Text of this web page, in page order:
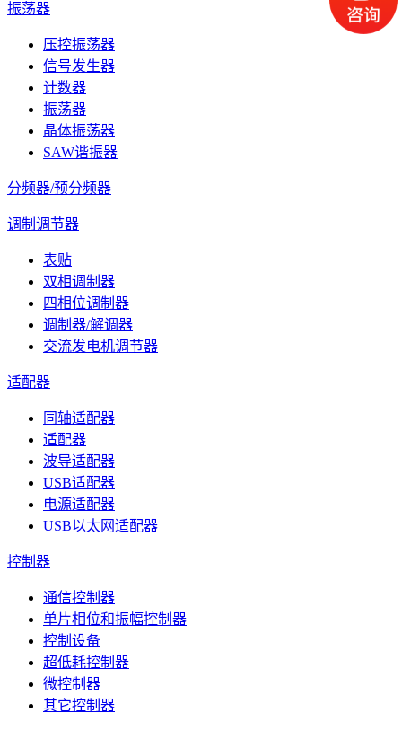
振荡器
压控振荡器
信号发生器
计数器
振荡器
晶体振荡器
SAW谐振器
分频器/预分频器
调制调节器
表贴
双相调制器
四相位调制器
调制器/解调器
交流发电机调节器
适配器
同轴适配器
适配器
波导适配器
USB适配器
电源适配器
USB以太网适配器
控制器
通信控制器
单片相位和振幅控制器
控制设备
超低耗控制器
微控制器
其它控制器